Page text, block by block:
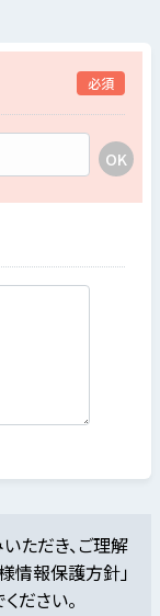
必須
ただき、ご理解
情報保護方針」
ださい。